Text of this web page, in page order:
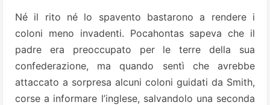
Né il rito né lo spavento bastarono a rendere i
coloni meno invadenti. Pocahontas sapeva che il
padre era preoccupato per le terre della sua
confederazione, ma quando sentì che avrebbe
attaccato a sorpresa alcuni coloni guidati da Smith,
corse a informare l’inglese, salvandolo una seconda